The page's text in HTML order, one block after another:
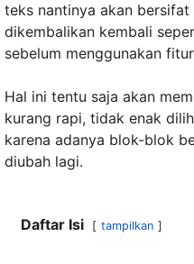
teks nantinya akan
dikembalikan kembali
sebelum menggunakan
Hal ini tentu saja akan
kurang rapi, tidak enak
karena adanya blok-blok
diubah lagi.
Daftar Isi tampilkan